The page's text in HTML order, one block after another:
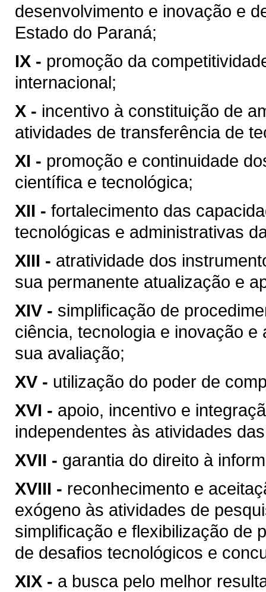
desenvolvimento e inovação e
Estado do Paraná;
IX - promoção da
internacional;
X - incentivo à constituição de
atividades de transferência de
XI - promoção e continuidade
científica e tecnológica;
XII - fortalecimento das
tecnológicas e administrativas
XIII - atratividade dos
sua permanente atualização e
XIV - simplificação de
ciência, tecnologia e inovação
sua avaliação;
XV - utilização do poder de
XVI - apoio, incentivo e
independentes às atividades
XVII - garantia do direito à
XVIII - reconhecimento e
exógeno às atividades de
simplificação e flexibilização de
de desafios tecnológicos e
XIX - a busca pelo melhor